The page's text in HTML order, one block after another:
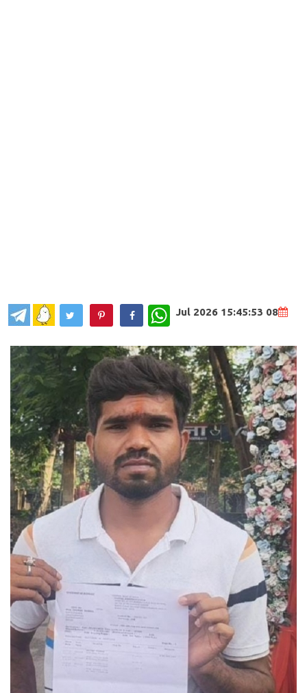
08 Jul 2026 15:45:53
WhatsApp